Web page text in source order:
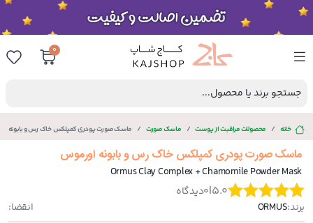
0
جستجو برند یا محصول...
خانه محصولات مراقبت از پوست ماسک صورت ماسک صورت پودری کمپلکس خاک رس و بابونه
ماسک صورت پودری کمپلکس خاک رس و بابونه اورموس
Ormus Clay Complex + Chamomile Powder Mask
5.0
|
0دیدگاه
برند:ORMUS انقضا: